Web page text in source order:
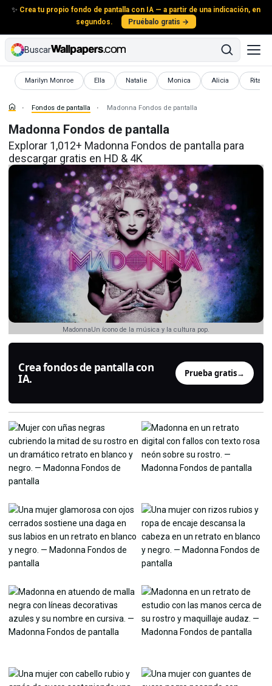
✨ Crea tu propio fondo de pantalla con IA — a partir de una indicación, en
segundos.
Pruébalo gratis →
Buscar
Marilyn Monroe
Fondos de pantalla Ella
Fondos de pantalla
Natalie
Fondos de pantalla
Monica
Fondos de pantalla
Alicia
Fondos de pantalla
Rita
Fondos de pantalla Madonna Fondos de pantalla
Madonna Fondos de pantalla
Explorar 1,012+ Madonna Fondos de pantalla para
descargar gratis en HD & 4K
MadonnaUn ícono de la música y la cultura pop.
Crea fondos de pantalla con
IA.
Prueba gratis→